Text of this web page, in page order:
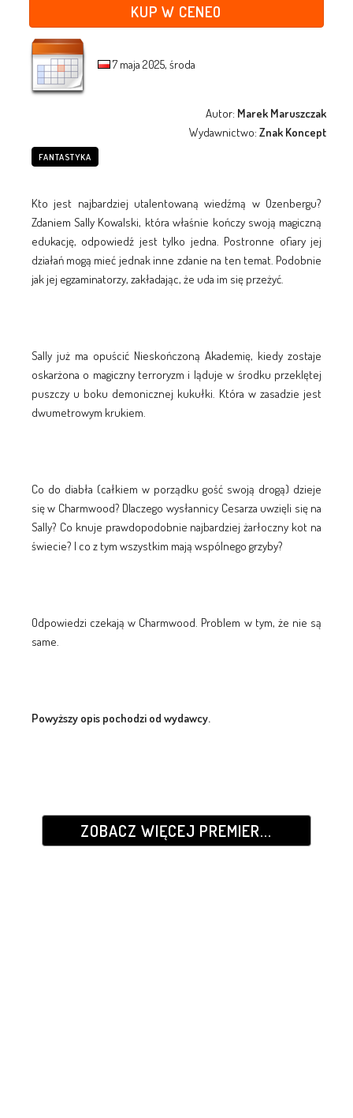
KUP W CENEO
7 maja 2025, środa
Autor: Marek Maruszczak
Wydawnictwo:Znak Koncept
FANTASTYKA
Kto jest najbardziej utalentowaną wiedźmą w Ozenbergu?
Zdaniem Sally Kowalski, która właśnie kończy swoją magiczną
edukację, odpowiedź jest tylko jedna. Postronne ofiary jej
działań mogą mieć jednak inne zdanie na ten temat. Podobnie
jak jej egzaminatorzy, zakładając, że uda im się przeżyć.
Sally już ma opuścić Nieskończoną Akademię, kiedy zostaje
oskarżona o magiczny terroryzm i ląduje w środku przeklętej
puszczy u boku demonicznej kukułki. Która w zasadzie jest
dwumetrowym krukiem.
Co do diabła (całkiem w porządku gość swoją drogą) dzieje
się w Charmwood? Dlaczego wysłannicy Cesarza uwzięli się na
Sally? Co knuje prawdopodobnie najbardziej żarłoczny kot na
świecie? I co z tym wszystkim mają wspólnego grzyby?
Odpowiedzi czekają w Charmwood. Problem w tym, że nie są
same.
Powyższy opis pochodzi od wydawcy.
ZOBACZ WIĘCEJ PREMIER...